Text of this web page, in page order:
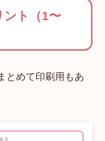
ント（1〜
とめて印刷用もあ